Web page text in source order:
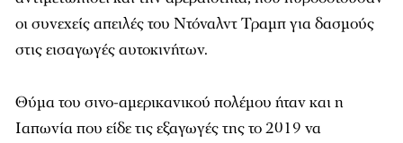
οι συνεχείς απειλές του Ντόναλντ Τραμπ για δασμούς
στις εισαγωγές αυτοκινήτων.
Θύμα του σινο-αμερικανικού πολέμου ήταν και η
Ιαπωνία που είδε τις εξαγωγές της το 2019 να